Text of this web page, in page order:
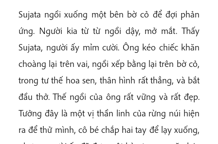
Sujata ngồi xuống một bên bờ cỏ để đợi phản
ứng. Người kia từ từ ngồi dậy, mở mắt. Thấy
Sujata, người ấy mỉm cười. Ông kéo chiếc khăn
choàng lại trên vai, ngồi xếp bằng lại trên bờ cỏ,
trong tư thế hoa sen, thân hình rất thẳng, và bắt
đầu thở. Thế ngồi của ông rất vững và rất đẹp.
Tưởng đây là một vị thần linh của rừng núi hiện
ra để thử mình, cô bé chắp hai tay để lạy xuống,